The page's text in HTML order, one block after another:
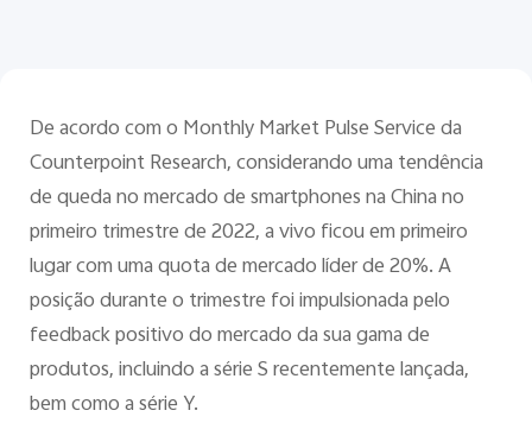
De acordo com o Monthly Market Pulse Service da
Counterpoint Research, considerando uma tendência
de queda no mercado de smartphones na China no
primeiro trimestre de 2022, a vivo ficou em primeiro
lugar com uma quota de mercado líder de 20%. A
posição durante o trimestre foi impulsionada pelo
feedback positivo do mercado da sua gama de
produtos, incluindo a série S recentemente lançada,
bem como a série Y.